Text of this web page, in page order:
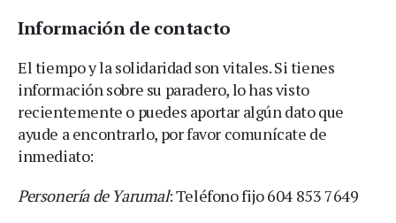
Información de contacto
El tiempo y la solidaridad son vitales. Si tienes
información sobre su paradero, lo has visto
recientemente o puedes aportar algún dato que
ayude a encontrarlo, por favor comunícate de
inmediato:
Personería de Yarumal: Teléfono fijo 604 853 7649